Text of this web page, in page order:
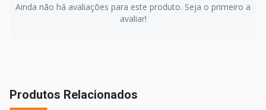
Ainda não há avaliações para este produto. Seja o primeiro a
avaliar!
Produtos Relacionados